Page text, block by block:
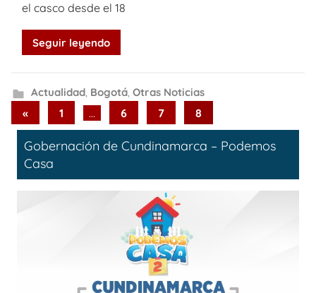
el casco desde el 18
Seguir leyendo
Actualidad, Bogotá, Otras Noticias
Paginación
de
entradas
«Previous
Posts
1 … 6 7 8
Gobernación de Cundinamarca – Podemos
Casa